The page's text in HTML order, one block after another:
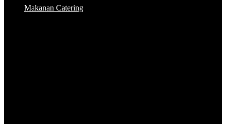
Makanan Catering